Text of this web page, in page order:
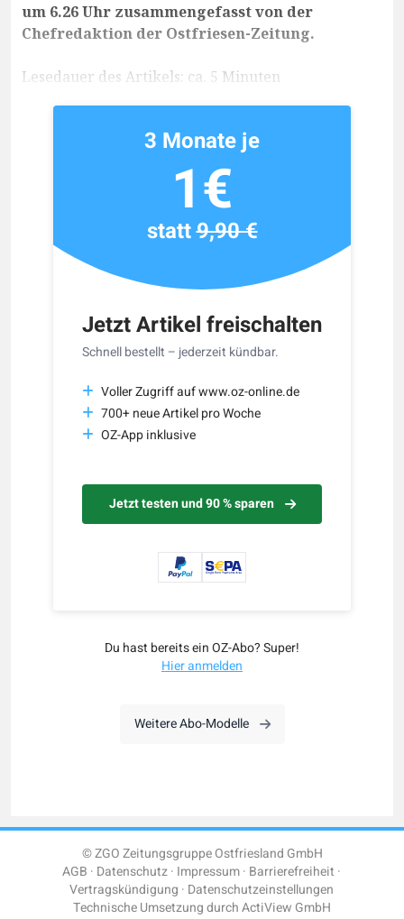
um 6.26 Uhr zusammengefasst von der
Chefredaktion der Ostfriesen-Zeitung.
Lesedauer des Artikels: ca. 5 Minuten
Jetzt Artikel freischalten
Schnell bestellt – jederzeit kündbar.
Voller Zugriff auf www.oz-online.de
700+ neue Artikel pro Woche
OZ-App inklusive
Jetzt testen und 90 % sparen
3 Monate je
1€
statt9,90 €
Du hast bereits ein OZ-Abo? Super!
Hier anmelden
Weitere Abo-Modelle
© ZGO Zeitungsgruppe Ostfriesland GmbH
AGB Datenschutz Impressum Barrierefreiheit
Vertragskündigung Datenschutzeinstellungen
Technische Umsetzung durchActiView GmbH